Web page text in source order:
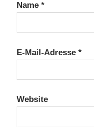
Name *
E-Mail-Adresse *
Website